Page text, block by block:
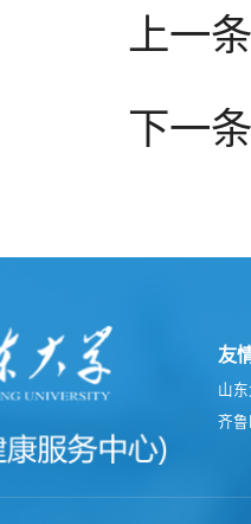
上一
下一
友
山
齐